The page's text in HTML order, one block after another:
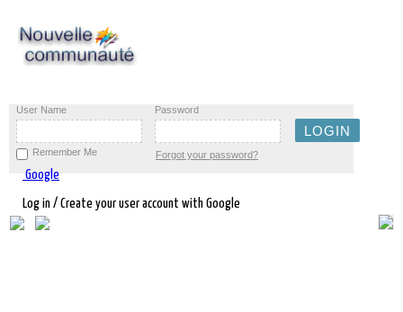
User Name Password
Remember Me Forgot your password?
Google
Log in / Create your user account with Google